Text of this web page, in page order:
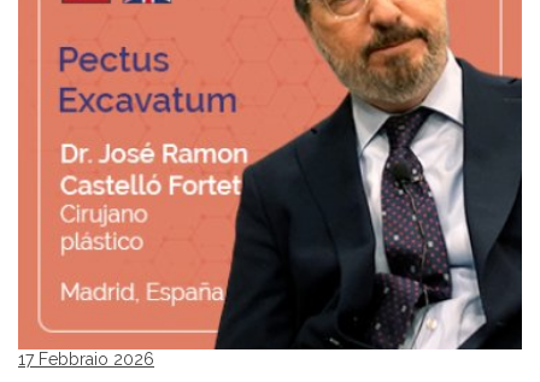
17 Febbraio 2026